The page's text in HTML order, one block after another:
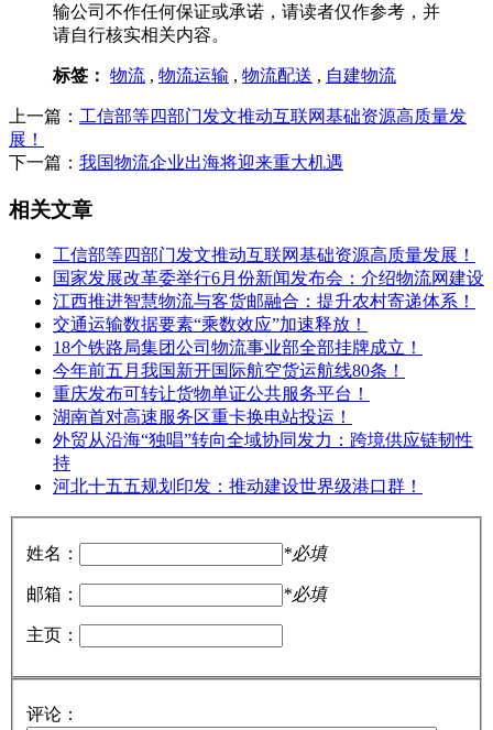
输公司不作任何保证或承诺，请读者仅作参考，并
请自行核实相关内容。
标签： 物流 , 物流运输 , 物流配送 , 自建物流
上一篇： 工信部等四部门发文推动互联网基础资源高质量发
展！
下一篇： 我国物流企业出海将迎来重大机遇
相关文章
工信部等四部门发文推动互联网基础资源高质量发展！
国家发展改革委举行6月份新闻发布会：介绍物流网建设
江西推进智慧物流与客货邮融合：提升农村寄递体系！
交通运输数据要素“乘数效应”加速释放！
18个铁路局集团公司物流事业部全部挂牌成立！
今年前五月我国新开国际航空货运航线80条！
重庆发布可转让货物单证公共服务平台！
湖南首对高速服务区重卡换电站投运！
外贸从沿海“独唱”转向全域协同发力：跨境供应链韧性
持
河北十五五规划印发：推动建设世界级港口群！
姓名： *必填
邮箱： *必填
主页：
评论：